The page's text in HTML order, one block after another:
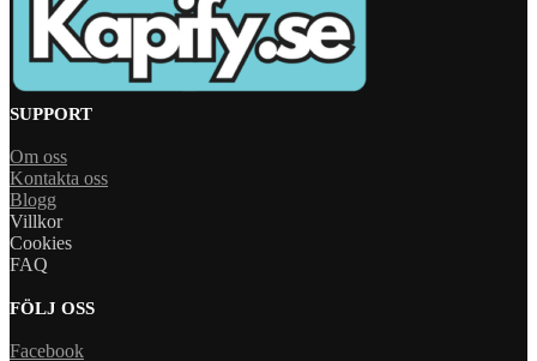
SUPPORT
Om oss
Kontakta oss
Blogg
Villkor
Cookies
FAQ
FÖLJ OSS
Facebook